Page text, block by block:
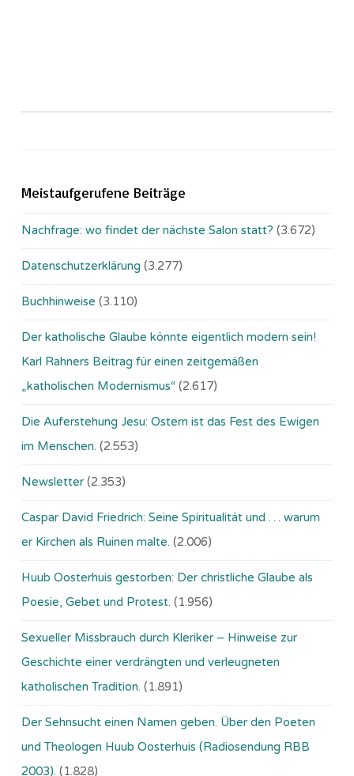
Meistaufgerufene Beiträge
Nachfrage: wo findet der nächste Salon statt? (3.672)
Datenschutzerklärung (3.277)
Buchhinweise (3.110)
Der katholische Glaube könnte eigentlich modern sein!
Karl Rahners Beitrag für einen zeitgemäßen
„katholischen Modernismus“ (2.617)
Die Auferstehung Jesu: Ostern ist das Fest des Ewigen
im Menschen. (2.553)
Newsletter (2.353)
Caspar David Friedrich: Seine Spiritualität und … warum
er Kirchen als Ruinen malte. (2.006)
Huub Oosterhuis gestorben: Der christliche Glaube als
Poesie, Gebet und Protest. (1.956)
Sexueller Missbrauch durch Kleriker – Hinweise zur
Geschichte einer verdrängten und verleugneten
katholischen Tradition. (1.891)
Der Sehnsucht einen Namen geben. Über den Poeten
und Theologen Huub Oosterhuis (Ra­dio­sen­dung RBB
2003). (1.828)